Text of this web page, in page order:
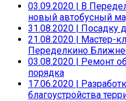
03.09.2020 | В
новый автобусный
31.08.2020 | Посадку
21.08.2020 | Мастер-
Переделкино
03.08.2020 | Ремонт
порядка
17.06.2020 |
благоустройства